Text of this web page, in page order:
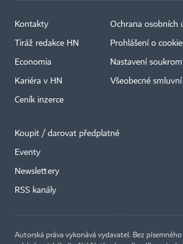
Kontakty
Tiráž redakce HN
Economia
Kariéra v HN
Ceník inzerce
Ochrana osobních
Prohlášení o
Nastavení
Všeobecné
Koupit / darovat předplatné
Eventy
Newslettery
RSS kanály
Autorská práva vykonává vydavatel. Bez